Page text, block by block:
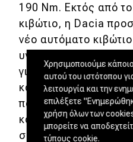
190 Nm. Εκτός από
κιβώτιο, η Dacia
νέο αυτόματο
υγρό πολύδισκο
για πρώτη φορά τον
και αυτόματης
που απουσίαζε από
και που αναμένεται
σημαντικά το κοινό
Χρησιμοποιούμε
αυτού του ιστότοπου
λειτουργία και την
επιλέξετε
χρήση όλων των
μπορείτε να
τύπους cookie.